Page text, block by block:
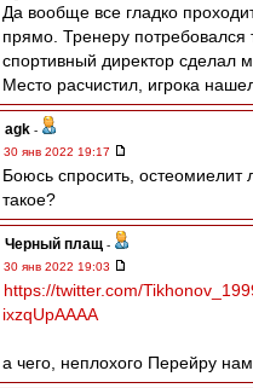
Да вообще все гладко
прямо. Тренеру потребовался
спортивный директор сделал
Место расчистил, игрока
agk -
30 янв 2022 19:17
Боюсь спросить, остеомиелит
такое?
Черный плащ -
30 янв 2022 19:03
https://twitter.com/
ixzqUpAAAA
а чего, неплохого Перейру